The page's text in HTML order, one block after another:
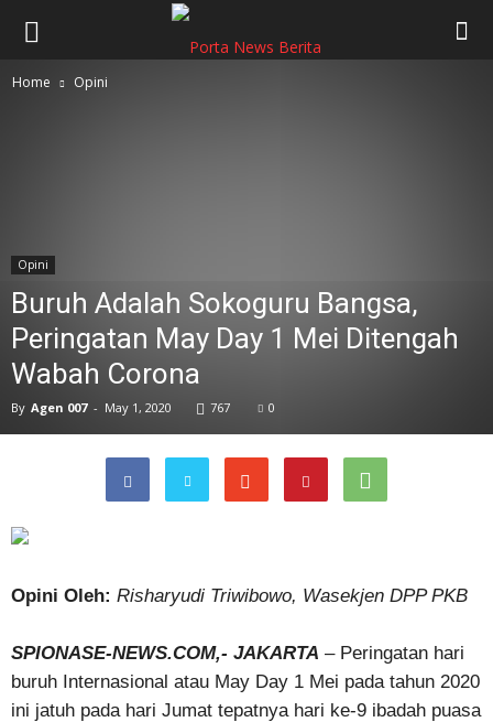
Home Opini
Opini
Buruh Adalah Sokoguru Bangsa,
Peringatan May Day 1 Mei Ditengah
Wabah Corona
By Agen 007 - May 1, 2020 767 0
Opini Oleh: Risharyudi Triwibowo, Wasekjen DPP PKB
SPIONASE-NEWS.COM,- JAKARTA – Peringatan hari
buruh Internasional atau May Day 1 Mei pada tahun 2020
ini jatuh pada hari Jumat tepatnya hari ke-9 ibadah puasa